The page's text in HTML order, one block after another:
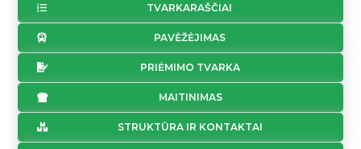
TVARKARAŠČIAI
PAVĖŽĖJIMAS
PRIĖMIMO TVARKA
MAITINIMAS
STRUKTŪRA IR KONTAKTAI